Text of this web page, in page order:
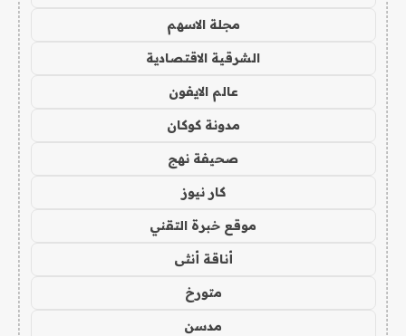
مجلة الاسهم
الشرقية الاقتصادية
عالم الايفون
مدونة كوكان
صحيفة نهج
كار نيوز
موقع خبرة التقني
أناقة أنثى
متورخ
مدسن